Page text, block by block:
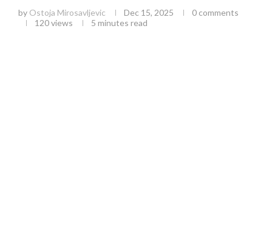
by Ostoja Mirosavljevic Dec 15, 2025
0 comments
120views 5 minutes read